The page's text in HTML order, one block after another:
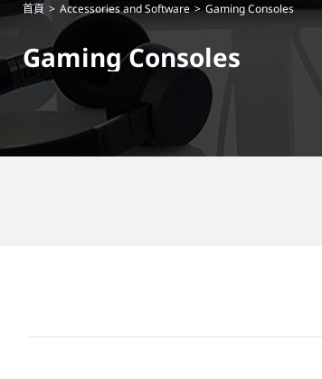
制
器
首頁 > Accessories and Software > Gaming Consoles
Gaming Consoles